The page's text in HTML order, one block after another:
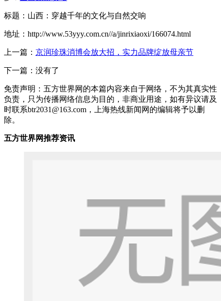
标题：山西：穿越千年的文化与自然交响
地址：http://www.53yyy.com.cn//a/jinrixiaoxi/166074.html
上一篇： 京润珍珠消博会放大招，实力品牌绽放母亲节
下一篇：没有了
免责声明：五方世界网的本篇内容来自于网络，不为其真实性
负责，只为传播网络信息为目的，非商业用途，如有异议请及
时联系btr2031@163.com，上海热线新闻网的编辑将予以删
除。
五方世界网推荐资讯